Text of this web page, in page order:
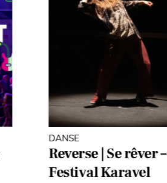
DANSE
Reverse | Se rêver –
Festival Karavel